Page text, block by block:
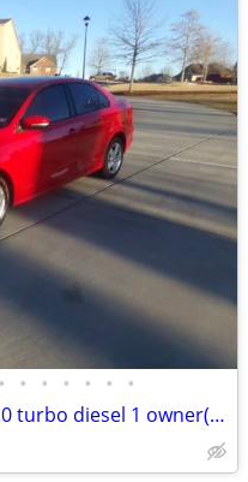
• • • • • • •
2012 volkswagen jetta tdi se 2.0 turbo diesel 1 owner(199K)hwy mi xxxx